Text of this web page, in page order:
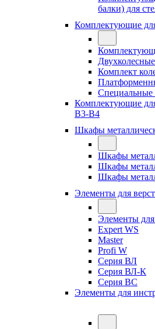
балки) для
Комплектующие
Комплект
Специальные
Комплектующие
В3-В4
Шкафы
Шкафы
Шкафы
Шкафы
Элементы для
Элементы для
Expert WS
Master
Profi W
Серия ВЛ
Серия ВЛ-К
Серия ВС
Элементы для